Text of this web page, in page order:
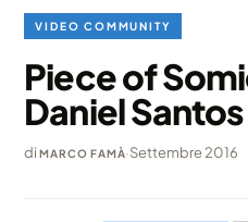
VIDEO COMMUNITY
Piece of
Daniel Santos
diMARCO FAMÀ·Settembre 2016